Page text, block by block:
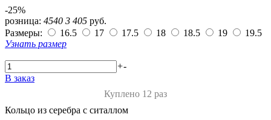
-25%
розница: 4540 3 405 руб.
Размеры:
16.5 17 17.5 18 18.5 19
19.5
Узнать размер
+-
В заказ
Куплено 12 раз
Кольцо из серебра с ситаллом